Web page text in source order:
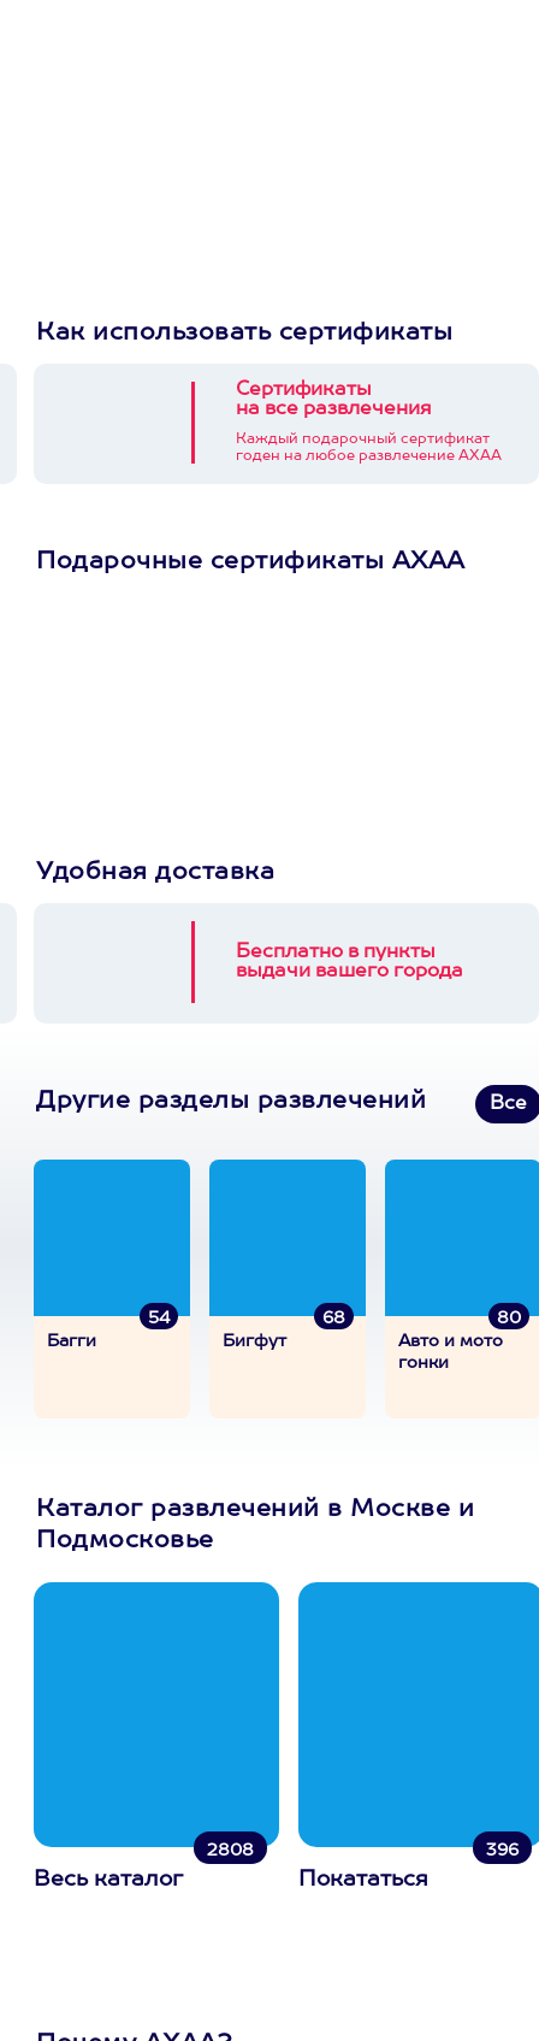
Как использовать сертификаты
Сертификаты
на все развлечения
Каждый подарочный сертификат
годен на любое развлечение АХАА
Подарочные сертификаты АХАА
Удобная доставка
Бесплатно в пункты
выдачи вашего города
Другие разделы развлечений Все
54
Багги
68
Бигфут
80
Авто и мото
гонки
Каталог развлечений в Москве и
Подмосковье
2808
Весь каталог
396
Покататься